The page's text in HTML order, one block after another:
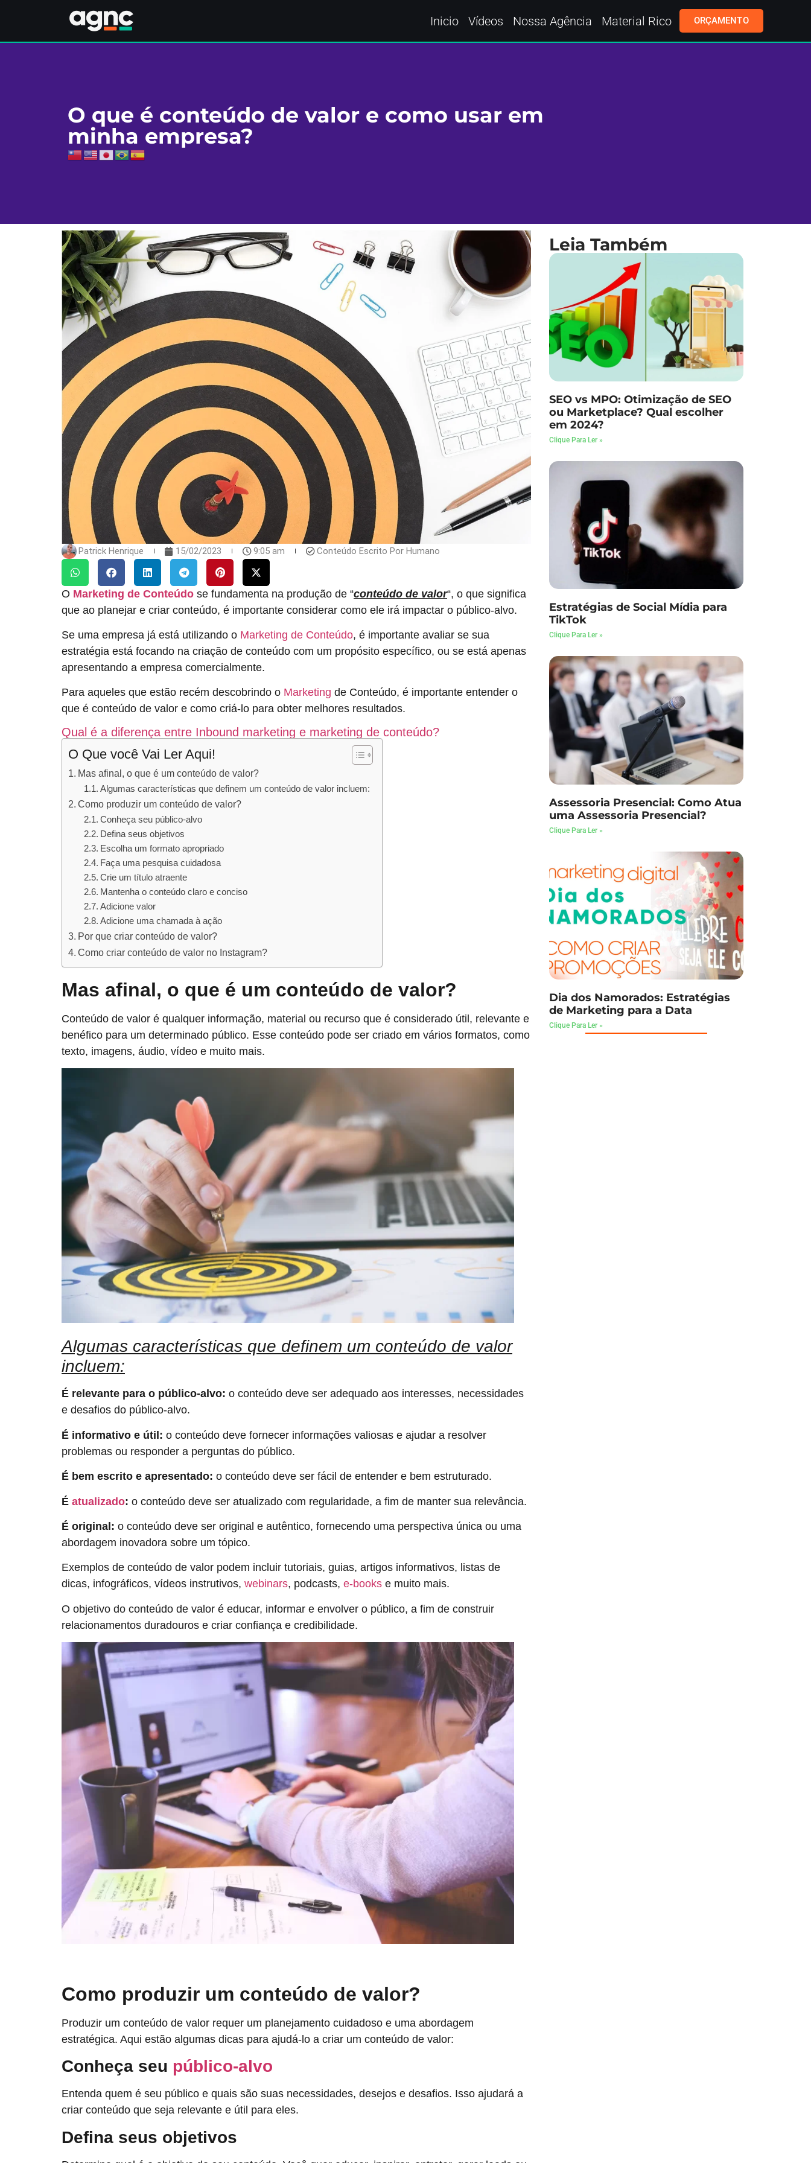
Inicio Vídeos Nossa Agência Material Rico ORÇAMENTO
O que é conteúdo de valor e como usar em
minha empresa?
Patrick Henrique 15/02/2023 9:05 am Conteúdo Escrito Por Humano
O Marketing de Conteúdo se fundamenta na produção de “conteúdo de valor“, o que significa
que ao planejar e criar conteúdo, é importante considerar como ele irá impactar o público-alvo.
Se uma empresa já está utilizando o Marketing de Conteúdo, é importante avaliar se sua
estratégia está focando na criação de conteúdo com um propósito específico, ou se está apenas
apresentando a empresa comercialmente.
Para aqueles que estão recém descobrindo o Marketing de Conteúdo, é importante entender o
que é conteúdo de valor e como criá-lo para obter melhores resultados.
Qual é a diferença entre Inbound marketing e marketing de conteúdo?
O Que você Vai Ler Aqui!
Mas afinal, o que é um conteúdo de valor?
Algumas características que definem um conteúdo de valor incluem:
Como produzir um conteúdo de valor?
Conheça seu público-alvo
Defina seus objetivos
Escolha um formato apropriado
Faça uma pesquisa cuidadosa
Crie um título atraente
Mantenha o conteúdo claro e conciso
Adicione valor
Adicione uma chamada à ação
Por que criar conteúdo de valor?
Como criar conteúdo de valor no Instagram?
Mas afinal, o que é um conteúdo de valor?
Conteúdo de valor é qualquer informação, material ou recurso que é considerado útil, relevante e
benéfico para um determinado público. Esse conteúdo pode ser criado em vários formatos, como
texto, imagens, áudio, vídeo e muito mais.
Algumas características que definem um conteúdo de valor
incluem:
É relevante para o público-alvo: o conteúdo deve ser adequado aos interesses, necessidades
e desafios do público-alvo.
É informativo e útil: o conteúdo deve fornecer informações valiosas e ajudar a resolver
problemas ou responder a perguntas do público.
É bem escrito e apresentado: o conteúdo deve ser fácil de entender e bem estruturado.
É atualizado: o conteúdo deve ser atualizado com regularidade, a fim de manter sua relevância.
É original: o conteúdo deve ser original e autêntico, fornecendo uma perspectiva única ou uma
abordagem inovadora sobre um tópico.
Exemplos de conteúdo de valor podem incluir tutoriais, guias, artigos informativos, listas de
dicas, infográficos, vídeos instrutivos, webinars, podcasts, e-books e muito mais.
O objetivo do conteúdo de valor é educar, informar e envolver o público, a fim de construir
relacionamentos duradouros e criar confiança e credibilidade.
Como produzir um conteúdo de valor?
Produzir um conteúdo de valor requer um planejamento cuidadoso e uma abordagem
estratégica. Aqui estão algumas dicas para ajudá-lo a criar um conteúdo de valor:
Conheça seu público-alvo
Entenda quem é seu público e quais são suas necessidades, desejos e desafios. Isso ajudará a
criar conteúdo que seja relevante e útil para eles.
Defina seus objetivos
SEO vs MPO: Otimização de SEO
ou Marketplace? Qual escolher
em 2024?
Clique Para Ler »
Estratégias de Social Mídia para
TikTok
Clique Para Ler »
Assessoria Presencial: Como Atua
uma Assessoria Presencial?
Clique Para Ler »
Dia dos Namorados: Estratégias
de Marketing para a Data
Clique Para Ler »
Leia Também